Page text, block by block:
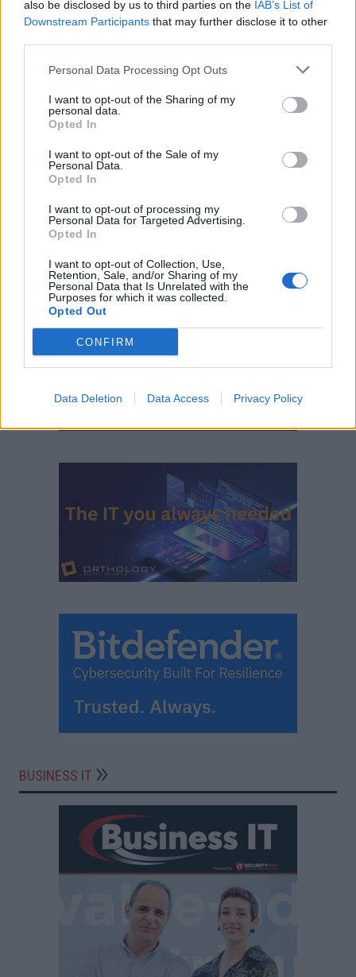
also be disclosed by us to third parties on the IAB’s List of
Downstream Participants that may further disclose it to other
Personal Data Processing Opt Outs
I want to opt-out of the Sharing of my
personal data.
Opted In
I want to opt-out of the Sale of my
Personal Data.
Opted In
I want to opt-out of processing my
Personal Data for Targeted Advertising.
Opted In
I want to opt-out of Collection, Use,
Retention, Sale, and/or Sharing of my
Personal Data that Is Unrelated with the
Purposes for which it was collected.
Opted Out
CONFIRM
Data Deletion Data Access Privacy Policy
BUSINESS IT